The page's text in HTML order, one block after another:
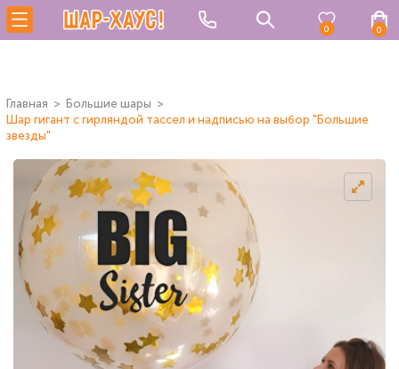
0 0
Главная
Большие шары
Шар гигант с гирляндой тассел и надписью на выбор "Большие
звезды"